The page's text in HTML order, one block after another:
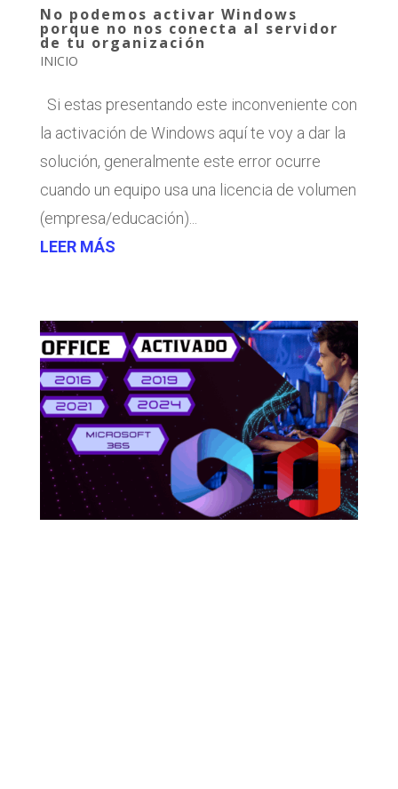
No podemos activar Windows
porque no nos conecta al servidor
de tu organización
INICIO
Si estas presentando este inconveniente con
la activación de Windows aquí te voy a dar la
solución, generalmente este error ocurre
cuando un equipo usa una licencia de volumen
(empresa/educación)...
LEER MÁS